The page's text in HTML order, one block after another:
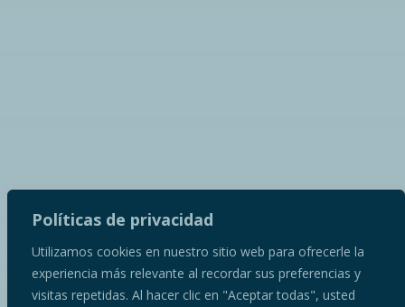
Políticas de privacidad
Utilizamos cookies en nuestro sitio web para ofrecerle la
experiencia más relevante al recordar sus preferencias y
visitas repetidas. Al hacer clic en "Aceptar todas", usted